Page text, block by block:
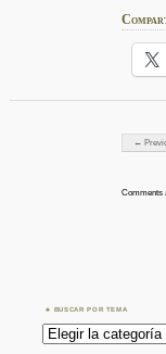
Post
←
Comments
BUSCAR POR TEMA
Buscar
por
Tema